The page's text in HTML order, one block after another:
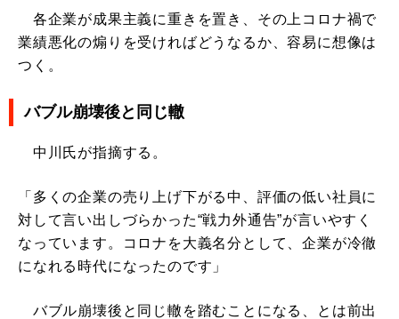
各企業が成果主義に重きを置き、その上コロナ禍で
業績悪化の煽りを受ければどうなるか、容易に想像は
つく。
バブル崩壊後と同じ轍
中川氏が指摘する。
「多くの企業の売り上げ下がる中、評価の低い社員に
対して言い出しづらかった“戦力外通告”が言いやすく
なっています。コロナを大義名分として、企業が冷徹
になれる時代になったのです」
バブル崩壊後と同じ轍を踏むことになる、とは前出